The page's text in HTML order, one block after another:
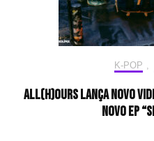
K-POP ,
ALL(H)OURS lança novo
novo EP